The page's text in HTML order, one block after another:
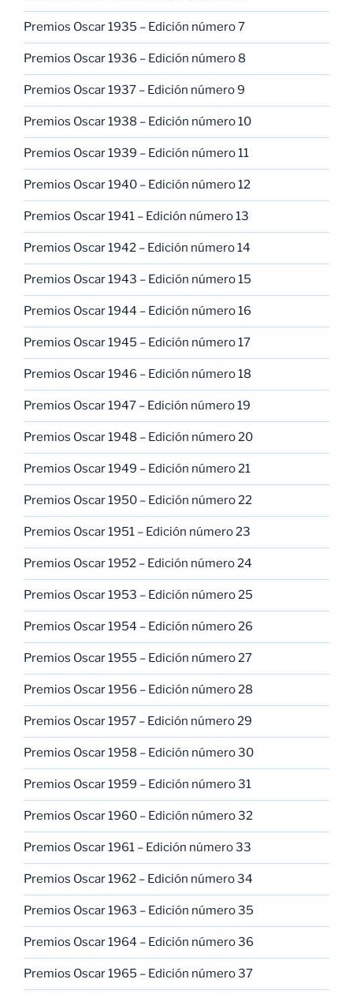
Premios Oscar 1935 – Edición número 7
Premios Oscar 1936 – Edición número 8
Premios Oscar 1937 – Edición número 9
Premios Oscar 1938 – Edición número 10
Premios Oscar 1939 – Edición número 11
Premios Oscar 1940 – Edición número 12
Premios Oscar 1941 – Edición número 13
Premios Oscar 1942 – Edición número 14
Premios Oscar 1943 – Edición número 15
Premios Oscar 1944 – Edición número 16
Premios Oscar 1945 – Edición número 17
Premios Oscar 1946 – Edición número 18
Premios Oscar 1947 – Edición número 19
Premios Oscar 1948 – Edición número 20
Premios Oscar 1949 – Edición número 21
Premios Oscar 1950 – Edición número 22
Premios Oscar 1951 – Edición número 23
Premios Oscar 1952 – Edición número 24
Premios Oscar 1953 – Edición número 25
Premios Oscar 1954 – Edición número 26
Premios Oscar 1955 – Edición número 27
Premios Oscar 1956 – Edición número 28
Premios Oscar 1957 – Edición número 29
Premios Oscar 1958 – Edición número 30
Premios Oscar 1959 – Edición número 31
Premios Oscar 1960 – Edición número 32
Premios Oscar 1961 – Edición número 33
Premios Oscar 1962 – Edición número 34
Premios Oscar 1963 – Edición número 35
Premios Oscar 1964 – Edición número 36
Premios Oscar 1965 – Edición número 37